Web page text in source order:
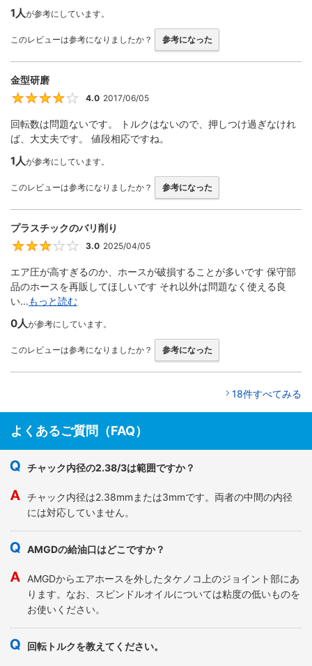
1人が参考にしています。
このレビューは参考になりましたか？ 参考になった
金型研磨
4
4.0 2017/06/05
回転数は問題ないです。 トルクはないので、押しつけ過ぎなけれ
ば、大丈夫です。 値段相応ですね。
1人が参考にしています。
このレビューは参考になりましたか？ 参考になった
プラスチックのバリ削り
3
3.0 2025/04/05
エア圧が高すぎるのか、ホースが破損することが多いです 保守部
品のホースを再販してほしいです それ以外は問題なく使える良
い...もっと読む
0人が参考にしています。
このレビューは参考になりましたか？ 参考になった
18件すべてみる
よくあるご質問（FAQ）
チャック内径の2.38/3は範囲ですか？
チャック内径は2.38mmまたは3mmです。両者の中間の内径
には対応していません。
AMGDの給油口はどこですか？
AMGDからエアホースを外したタケノコ上のジョイント部にあ
ります。なお、スピンドルオイルについては粘度の低いものを
お使いください。
回転トルクを教えてください。